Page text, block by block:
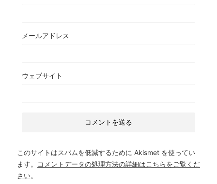
メールアドレス
ウェブサイト
このサイトはスパムを低減するために Akismet を使ってい
ます。
コメントデータの処理方法の詳細はこちらをご覧くだ
さい。